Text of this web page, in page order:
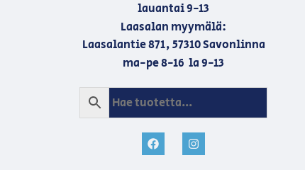
lauantai 9-13
Laasalan myymälä:
Laasalantie 871, 57310 Savonlinna
ma-pe 8-16 la 9-13